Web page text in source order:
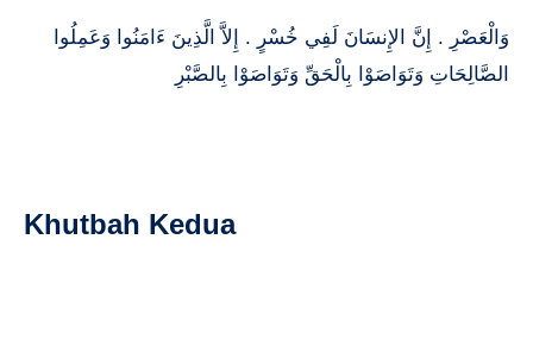
وَالْعَصْرِ . إِنَّ الإِنسَانَ لَفِي خُسْرٍ . إِلاَّ الَّذِينَ ءَامَنُوا وَعَمِلُوا
الصَّالِحَاتِ وَتَوَاصَوْا بِالْحَقِّ وَتَوَاصَوْا بِالصَّبْرِ
Khutbah Kedua